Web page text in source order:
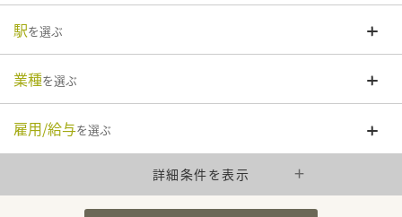
駅を選ぶ
業種を選ぶ
雇用/給与を選ぶ
詳細条件を表示